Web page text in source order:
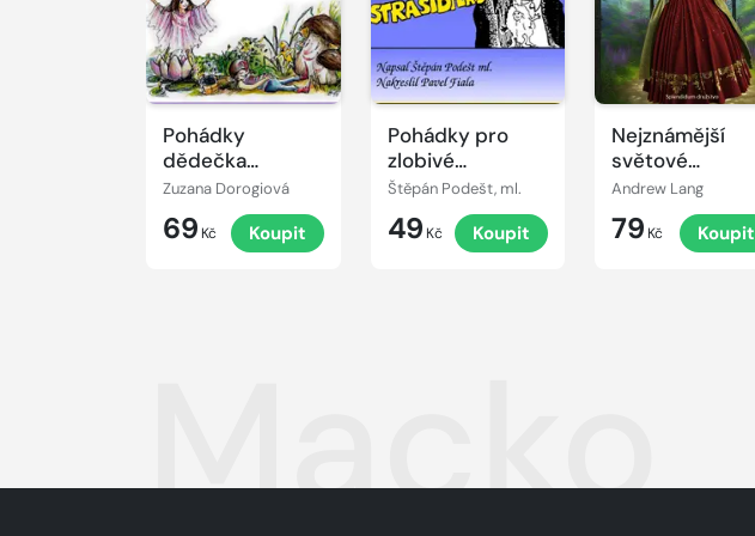
Pohádky
dědečka
Lampáře
Zuzana Dorogiová
69 Kč Koupit
Pohádky pro
zlobivé
strašidýlko
Štěpán Podešt, ml.
49 Kč Koupit
Nejznámější
světové
pohádky
Andrew Lang
79 Kč Koupit
Macko